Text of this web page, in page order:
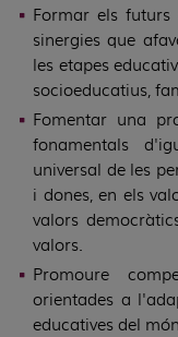
Formar els futurs
sinergies que
les etapes
socioeducatius,
Fomentar una
fonamentals
universal de les
i dones, en els
valors
valors.
Promoure
orientades a
educatives del